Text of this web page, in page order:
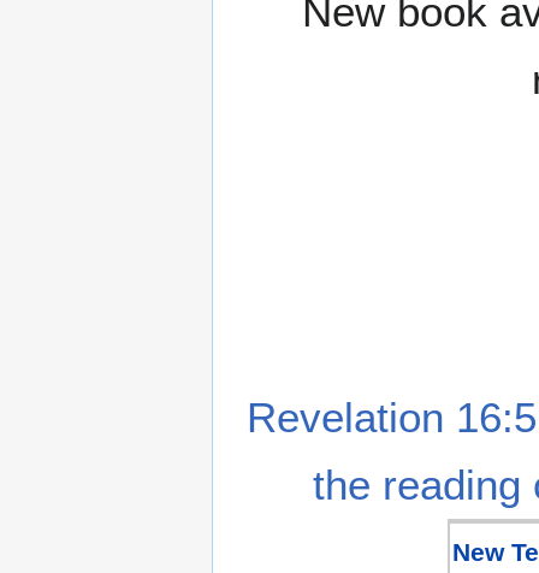
New book
Revelation
the reading
New